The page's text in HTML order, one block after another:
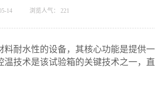
14 浏览人气： 221
耐水性的设备，其核心功能是提供
技术是该试验箱的关键技术之一，